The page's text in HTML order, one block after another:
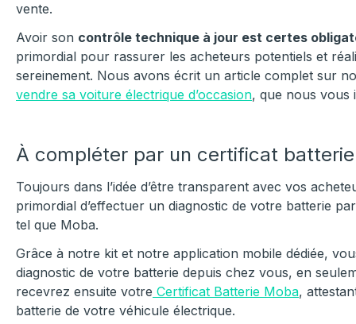
vente.
Avoir son contrôle technique à jour est certes
primordial pour rassurer les acheteurs potentiels et
sereinement. Nous avons écrit un article complet sur
vendre sa voiture électrique d’occasion, que nous vous
À compléter par un certificat
Toujours dans l’idée d’être transparent avec vos
primordial d’effectuer un diagnostic de votre batterie
tel que Moba.
Grâce à notre kit et notre application mobile dédiée,
diagnostic de votre batterie depuis chez vous, en
recevrez ensuite votre Certificat Batterie Moba,
batterie de votre véhicule électrique.